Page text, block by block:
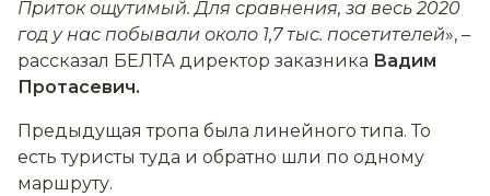
Приток ощутимый. Для сравнения, за весь 2020
год у нас побывали около 1,7 тыс. посетителей», –
рассказал БЕЛТА директор заказника Вадим
Протасевич.
Предыдущая тропа была линейного типа. То
есть туристы туда и обратно шли по одному
маршруту.